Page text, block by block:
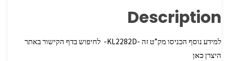
Description
למידע נוסף הכניסו מק”ט זה -KL2282D- לחיפוש בדף הקישור באתר
היצרןכאן